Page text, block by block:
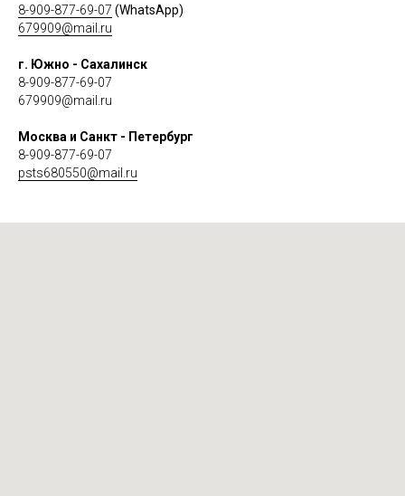
8-909-877-69-07 (WhatsApp)
679909@mail.ru
г. Южно - Сахалинск
8-909-877-69-07
679909@mail.ru
Москва и Санкт - Петербург
8-909-877-69-07
psts680550@mail.ru